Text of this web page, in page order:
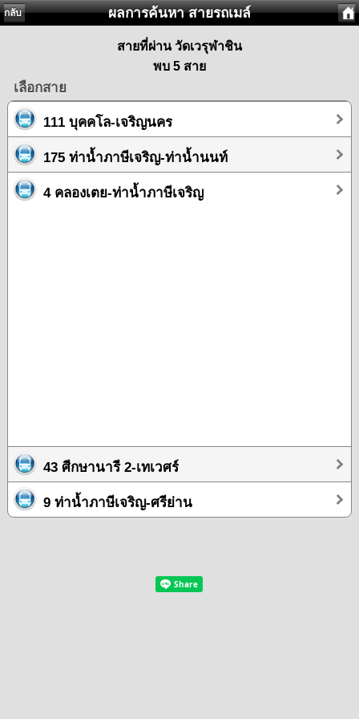
กลับ ผลการค้นหา สายรถเมล์
สายที่ผ่าน วัดเวรุฬาชิน
พบ 5 สาย
เลือกสาย
111 บุคคโล-เจริญนคร
175 ท่าน้ำภาษีเจริญ-ท่าน้ำนนท์
4 คลองเตย-ท่าน้ำภาษีเจริญ
43 ศีกษานารี 2-เทเวศร์
9 ท่าน้ำภาษีเจริญ-ศรีย่าน